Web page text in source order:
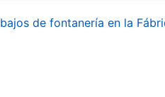
de fontanería en la